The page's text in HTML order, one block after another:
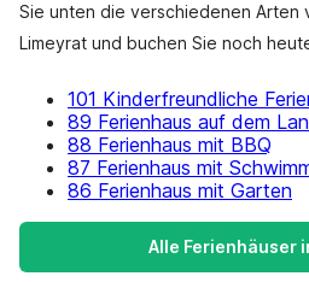
Sie unten die verschiedenen Arten
Limeyrat und buchen Sie noch
101 Kinderfreundliche
89 Ferienhaus auf dem
88 Ferienhaus mit BBQ
87 Ferienhaus mit
86 Ferienhaus mit Garten
Alle Ferienhäuser